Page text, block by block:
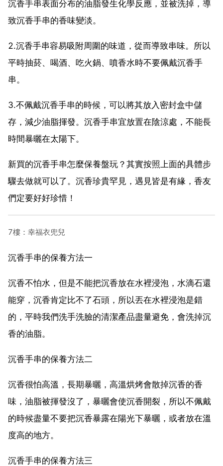
沉香手串表面分布的油脂發生化學反應，並被洗掉，導
致沉香手串的香味變淡。
2.沉香手串容易吸附周圍的味道，從而導致串味。所以
平時抽菸、喝酒、吃火鍋、噴香水時不要佩戴沉香手
串。
3.不佩戴沉香手串的時候，可以將其放入密封盒中儲
存，減少油脂揮發。沉香手串宜放置在陰涼處，不能長
時間暴曬在太陽下。
新買的沉香手串怎麼保養盤玩？其實按照上面的具體步
驟去做就可以了。沉香珍貴罕見，遇見皆是有緣，香友
們定要好好珍惜！
7樓：幸福衣兜兒
沉香手串的保養方法一
沉香不怕水，但是不能把沉香放在水裡浸泡，水滴石還
能穿，沉香肯定比不了石頭，所以丟在水裡浸泡是錯
的，平時我們洗手洗臉的清潔產品盡量避免，會洗掉沉
香的油脂。
沉香手串的保養方法二
沉香很怕高溫，長期暴曬，高溫烘烤會散掉沉香的香
味，油脂被揮發沒了，暴曬會使沉香開裂，所以不佩戴
的時候盡量不要把沉香暴露在陽光下暴曬，或者放在溫
度高的地方。
沉香手串的保養方法三